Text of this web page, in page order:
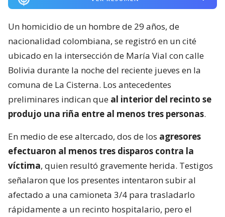
Un homicidio de un hombre de 29 años, de
nacionalidad colombiana, se registró en un cité
ubicado en la intersección de María Vial con calle
Bolivia durante la noche del reciente jueves en la
comuna de La Cisterna. Los antecedentes
preliminares indican que al interior del recinto se
produjo una riña entre al menos tres personas.
En medio de ese altercado, dos de los agresores
efectuaron al menos tres disparos contra la
víctima, quien resultó gravemente herida. Testigos
señalaron que los presentes intentaron subir al
afectado a una camioneta 3/4 para trasladarlo
rápidamente a un recinto hospitalario, pero el